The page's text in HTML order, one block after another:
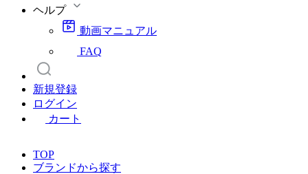
ヘルプ
動画マニュアル
FAQ
新規登録
ログイン
カート
TOP
ブランドから探す